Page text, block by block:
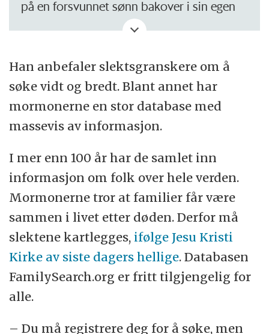
på en forsvunnet sønn bakover i sin egen
– I bygdeboka fra Sel i Gudbrandsdalen sto
det at Ole Olsen reiste fra bygda og at
familien aldri hørte fra ham igjen, sier
Kristensen.
Han fant en flytteattest. Det trengte folk for
å gifte seg. Så da tok de kontakt med
presten, ofte lenge etter de hadde flyttet.
Dermed fant Kristensen den nye adressen
til Ole Olsen.
– Jeg fant ham i folketellingen fra 1900 i det
nye sognet. Han jobbet på en stasjon på
Flåmsbanen. Men i neste folketelling i 1910
var han borte igjen.
Han anbefaler slektsgranskere om å
søke vidt og bredt. Blant annet har
mormonerne en stor database med
massevis av informasjon.
I mer enn 100 år har de samlet inn
informasjon om folk over hele verden.
Mormonerne tror at familier får være
sammen i livet etter døden. Derfor må
slektene kartlegges, ifølge Jesu Kristi
Kirke av siste dagers hellige. Databasen
FamilySearch.org er fritt tilgjengelig for
alle.
– Du må registrere deg for å søke, men